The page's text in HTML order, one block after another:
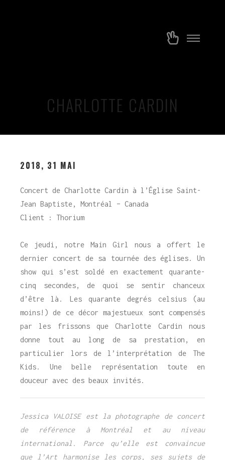
Menu
CHARLOTTE CARDIN
2018, 31 MAI
Concert de Charlotte Cardin à l’Église Saint-
Jean Baptiste, Montréal – Canada
Client : Thorium
Ce jeudi, notre Main Girl nous a offert le
dernier concert de sa tournée des églises. Un
show qui s’est soldé en exactement quarante-
cinq secondes, de quoi se sentir chanceux
d’être là. Les quarante degrés celsius (au
moins!) de ce décor majestueux sont compensés
par les frissons que Charlotte Cardin nous
donne tout au long de sa prestation, en
particulier lors de l’interprétation de The
Kids. Une belle représentation toute en
douceur avec des beaux invités.
Jessica VALOISE est la photographe de concert
de référence à Montréal et au niveau
international. Parce qu’elle est convaincue
que l’Art harmonise les corps, ses sujets de